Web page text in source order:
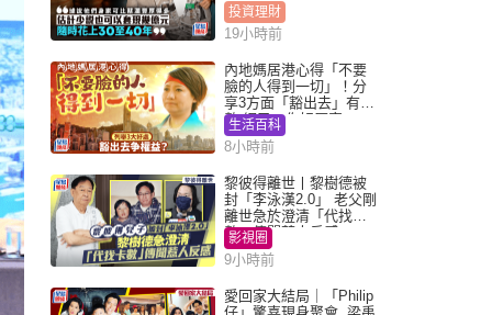
投資理財
19小時前
內地媽居港心得「不要
臉的人得到一切」！分
享3方面「豁出去」有著
數 網民：你好厲害
生活百科
8小時前
黎彼得離世丨黎樹德被
封「李泳漢2.0」 老父剛
離世急於澄清「代找卡
數」傳聞惹人反感
影視圈
9小時前
愛回家大結局｜「Philip